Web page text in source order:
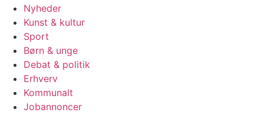
Nyheder
Kunst & kultur
Sport
Børn & unge
Debat & politik
Erhverv
Kommunalt
Jobannoncer